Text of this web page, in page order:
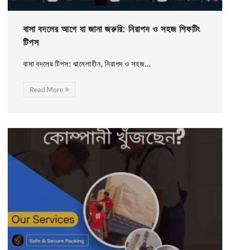
বাসা বদলের আগে যা জানা জরুরি: নিরাপদ ও সহজ শিফটিং
টিপস
বাসা বদলের টিপস: ঝামেলাহীন, নিরাপদ ও সহজ...
Read More